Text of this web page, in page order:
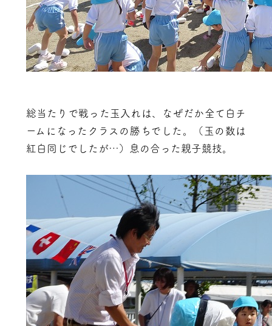
総当たりで戦った玉入れは、なぜだか全て白チ
ームになったクラスの勝ちでした。（玉の数は
紅白同じでしたが…）息の合った親子競技。